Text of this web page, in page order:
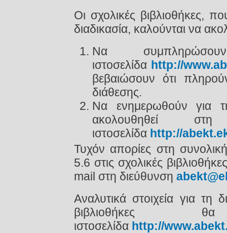
Οι σχολικές βιβλιοθήκες,
διαδικασία, καλούνται να
Να
ιστοσελίδα http://
βεβαιώσουν ότι
διάθεσης.
Να ενημερωθούν για
ακολουθηθεί
ιστοσελίδα http://
Τυχόν απορίες στη
5.6 στις σχολικές
mail στη διεύθυνση
Αναλυτικά στοιχεία για τη
ιστοσελίδα http://